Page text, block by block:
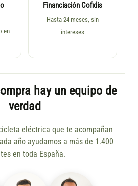
en
Financiación Cofidis
Hasta 24 meses, sin
intereses
hay un equipo de
verdad
eléctrica que te acompañan
año ayudamos a más de 1.400
en toda España.